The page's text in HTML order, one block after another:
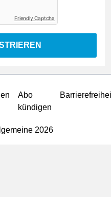
Friendly Captcha
Abo
kündigen
2026